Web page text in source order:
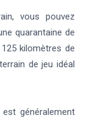
vous pouvez
quarantaine de
kilomètres de
de jeu idéal
généralement